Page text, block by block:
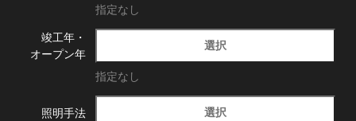
指定なし
竣工年・
オープン年
選択
指定なし
照明手法 選択